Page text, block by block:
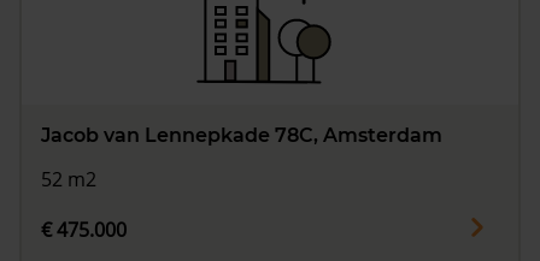
Jacob van Lennepkade 78C, Amsterdam
52 m2
€ 475.000